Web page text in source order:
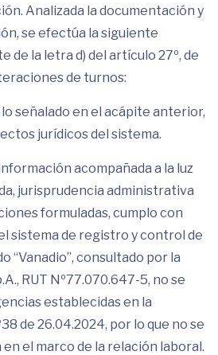
Analizada la documentación y
se efectúa la siguiente
de la letra d) del artículo 27º, de
de turnos:
señalado en el acápite anterior,
jurídicos del sistema.
acompañada a la luz
jurisprudencia administrativa
formuladas, cumplo con
sistema de registro y control de
“Vanadio”, consultado por la
RUT Nº77.070.647-5, no se
establecidas en la
de 26.04.2024, por lo que no se
el marco de la relación laboral.